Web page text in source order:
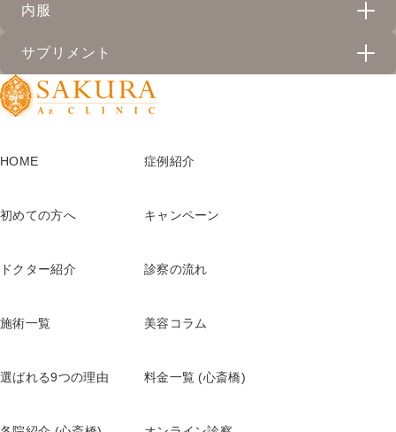
内服
天神院心斎橋院
サプリメント
ドクターメロン
クリスタルトマト
アルベックス
ヘリオケア360°
ヘリオケアウルトラD
リポ・カプセルビタミンC+D
リポ・カプセルビタミンC
HOME 症例紹介
初めての方へ キャンペーン
ドクター紹介 診察の流れ
施術一覧 美容コラム
選ばれる9つの理由 料金一覧 (心斎橋)